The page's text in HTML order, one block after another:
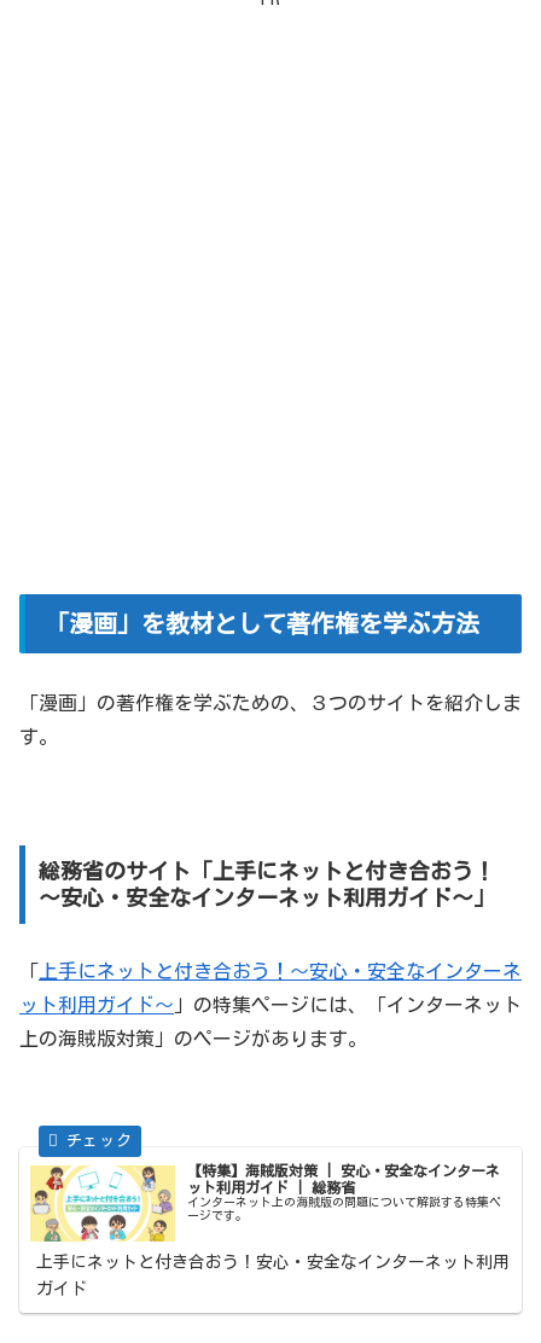
「漫画」を教材として著作権を学ぶ方法
「漫画」の著作権を学ぶための、３つのサイトを紹介しま
す。
総務省のサイト「上手にネットと付き合おう！
～安心・安全なインターネット利用ガイド～」
「 上手にネットと付き合おう！～安心・安全なインターネ
ット利用ガイド～ 」の特集ページには、「インターネット
上の海賊版対策」のページがあります。
【特集】海賊版対策 | 安心・安全なインターネ
ット利用ガイド | 総務省
インターネット上の海賊版の問題について解説する特集ペ
ージです。
上手にネットと付き合おう！安心・安全なインターネット利用
ガイド